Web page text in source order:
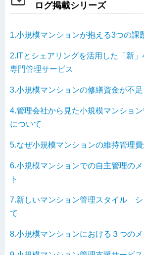
ログ掲載シリーズ
1.小規模マンションが抱える3つの課
2.ITとシェアリングを活用した「新
専門管理サービス
3.小規模マンションの修繕資金が不
4.管理会社から見た小規模マンショ
について
5.なぜ小規模マンションの維持管理費
6.小規模マンションでの自主管理の
ト
7.新しいマンション管理スタイル シ
て
8.小規模マンションにおける３つの